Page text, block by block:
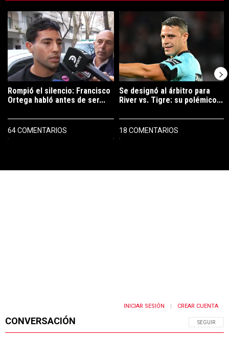
Un artículo de tendencia con el título "Rompió el silencio: Francisco
Rompió el silencio: Francisco
Ortega habló antes de ser...
64 COMENTARIOS
Un artículo de tendencia con el
Se designó al árbitro para
River vs. Tigre: su polémico...
18 COMENTARIOS
CONVERSACIÓN SIGA ESTA
SEGUIR
INICIAR SESIÓN CREAR CUENTA